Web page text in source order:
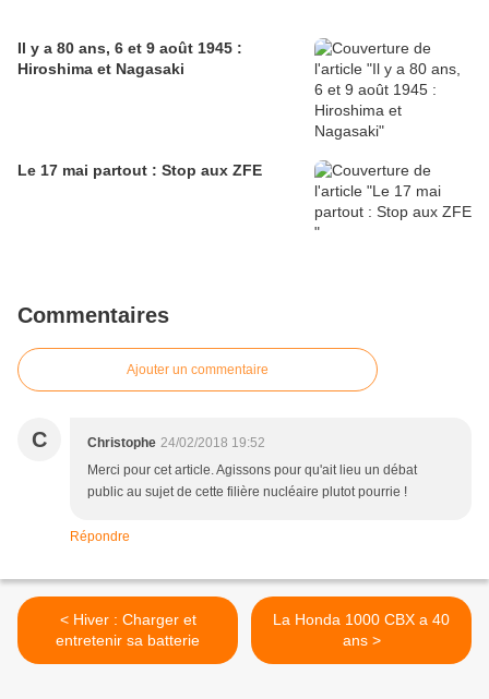
Il y a 80 ans, 6 et 9 août 1945 :
Hiroshima et Nagasaki
Le 17 mai partout : Stop aux ZFE
Commentaires
Ajouter un commentaire
C Christophe 24/02/2018 19:52
Merci pour cet article. Agissons pour qu'ait lieu un débat
public au sujet de cette filière nucléaire plutot pourrie !
Répondre
< Hiver : Charger et
entretenir sa batterie
La Honda 1000 CBX a 40
ans >